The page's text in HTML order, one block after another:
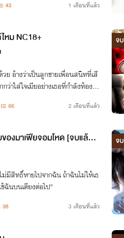
43 1 เดือนที่แล้ว
หม NC18+
วย อ้างว่าเป็นลูกชายเพื่อนสนิทที่เสี
ว่าใส่ใจเมียอย่างเธอที่กำลังท้อง ห
66 2 เดือนที่แล้ว
จบ
องมาเฟียจอมโหด [จบแล้ว|อ่
มีสิทธิ์หายไปจากฉัน ถ้าฉันไม่ให้เธ
ฉันบนเตียงต่อไป"
38 3 เดือนที่แล้ว
จบ